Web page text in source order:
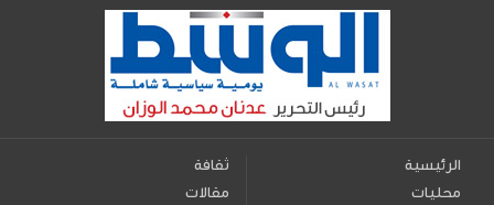
الرئيسية
محليات
ثقافة
مقالات